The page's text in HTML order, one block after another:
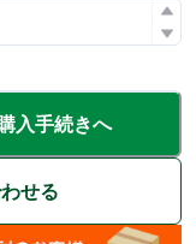
入手続きへ
せる